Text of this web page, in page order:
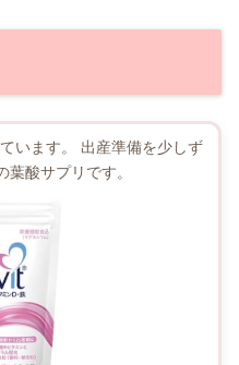
います。 出産準備を少しず
酸サプリです。